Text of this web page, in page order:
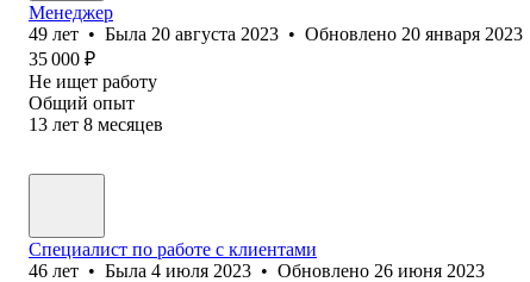
Менеджер
49 лет • Была 20 августа 2023 • Обновлено 20 января 2023
35 000 ₽
Не ищет работу
Общий опыт
13 лет 8 месяцев
Специалист по работе с клиентами
46 лет • Была 4 июля 2023 • Обновлено 26 июня 2023